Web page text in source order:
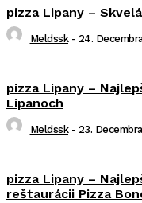
pizza Lipany –
Meldssk - 24.
pizza Lipany –
Lipanoch
Meldssk - 23.
pizza Lipany –
reštaurácii Pizza